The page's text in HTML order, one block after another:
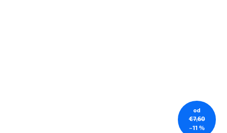
od
€7,60
–11 %